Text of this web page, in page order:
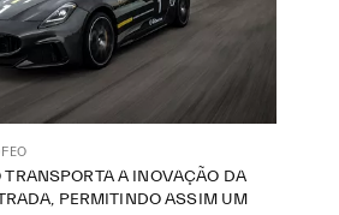
A INOVAÇÃO DA
PERMITINDO ASSIM UM